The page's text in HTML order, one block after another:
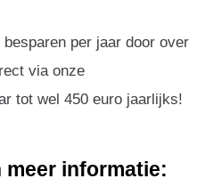
per jaar door over
via onze
tot wel 450 euro jaarlijks!
informatie: